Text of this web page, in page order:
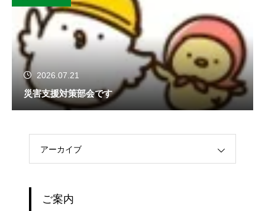
2026.07.21
災害支援対策部会です
アーカイブ
ご案内